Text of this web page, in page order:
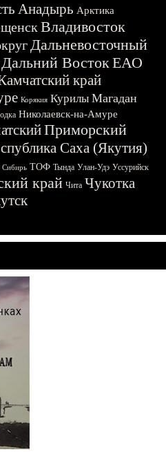
Анадырь Арктика
Владивосток
Дальневосточный
Дальний ВостокЕАО
край
Корякия Курилы Магадан
Николаевск-на-Амуре
Приморский
Саха (Якутия)
Сибирь ТОФ Тында Улан-Удэ Уссурийск
край Чита Чукотка